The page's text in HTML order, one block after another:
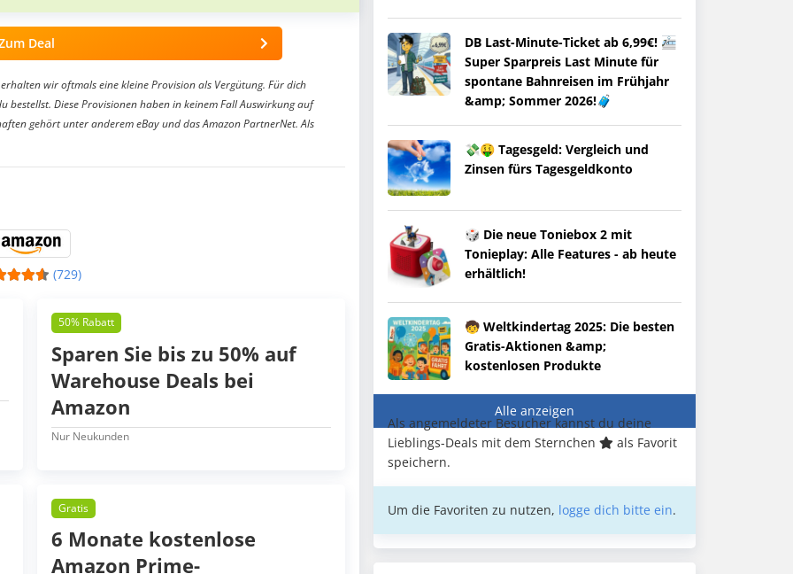
Deal
wir oftmals eine kleine Provision als Vergütung. Für dich
Diese Provisionen haben in keinem Fall Auswirkung auf
gehört unter anderem eBay und das Amazon PartnerNet. Als
(729)
50% Rabatt
Sparen Sie bis zu 50% auf
Warehouse Deals bei
Amazon
Nur Neukunden
Gratis
6 Monate kostenlose
Amazon Prime-
DB Last-Minute-Ticket ab 6,99€! 🚈
Super Sparpreis Last Minute für
spontane Bahnreisen im Frühjahr
&amp; Sommer 2026!🧳
💸🤑 Tagesgeld: Vergleich und
Zinsen fürs Tagesgeldkonto
🎲 Die neue Toniebox 2 mit
Tonieplay: Alle Features - ab heute
erhältlich!
🧒 Weltkindertag 2025: Die besten
Gratis-Aktionen &amp;
kostenlosen Produkte
Alle anzeigen
Als angemeldeter Besucher kannst du deine
Lieblings-Deals mit dem Sternchen
als Favorit
speichern.
Um die Favoriten zu nutzen, logge dich bitte ein.